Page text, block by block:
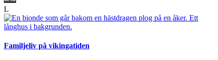
L
Familjeliv på vikingatiden